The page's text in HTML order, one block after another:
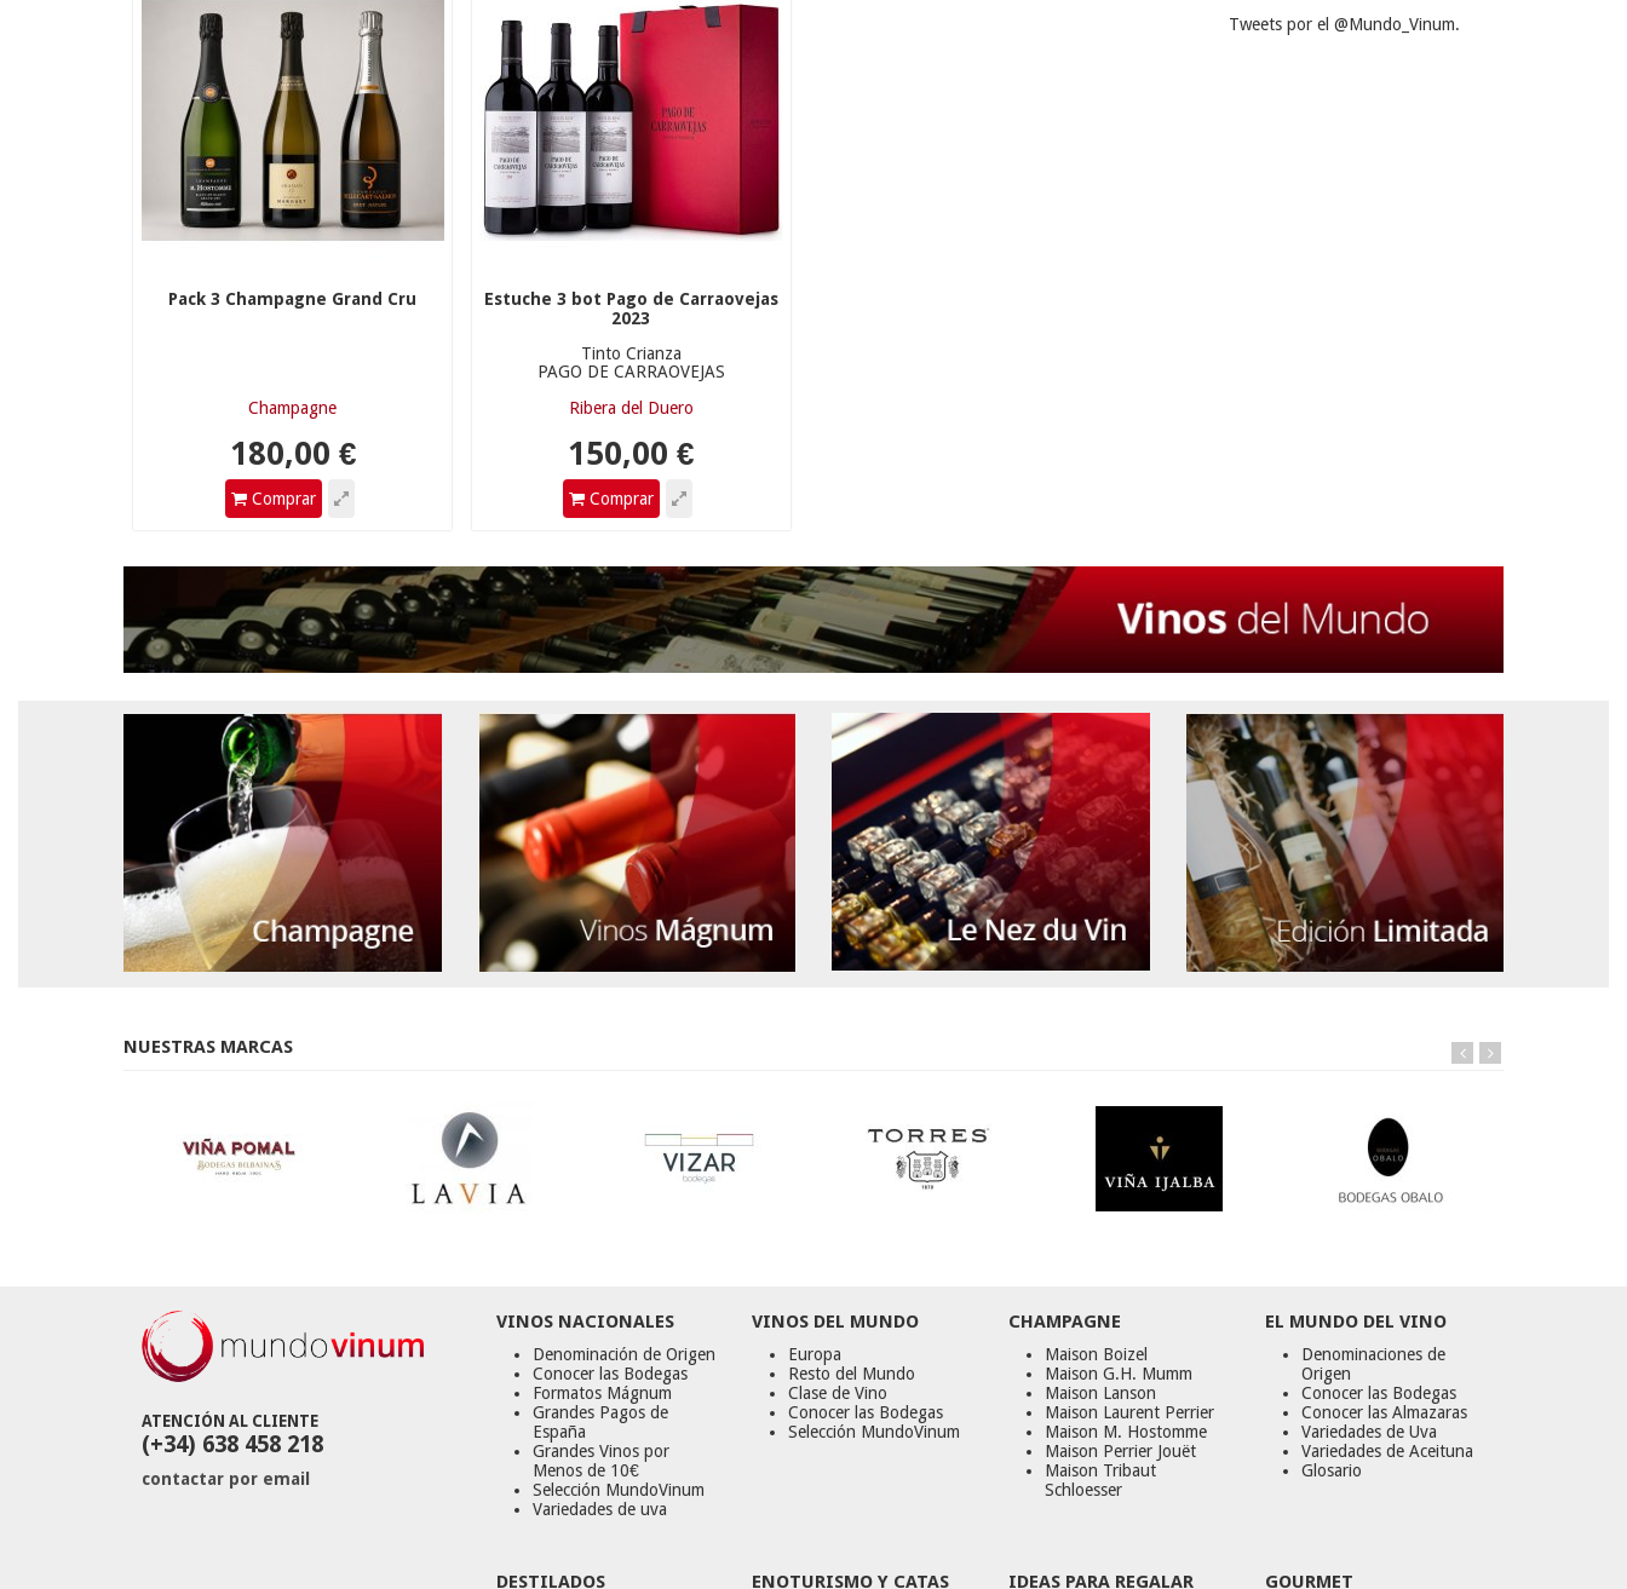
Pack 3 Champagne Grand Cru
Champagne
Comprar
Estuche 3 bot Pago de Carraovejas
2023
Tinto Crianza
PAGO DE CARRAOVEJAS
Ribera del Duero
Comprar
Tweets por el @Mundo_Vinum.
NUESTRAS MARCAS
ATENCIÓN AL CLIENTE
(+34) 638 458 218
contactar por email
VINOS NACIONALES
Denominación de Origen
Conocer las Bodegas
Formatos Mágnum
Grandes Pagos de
España
Grandes Vinos por
Menos de 10€
Selección MundoVinum
Variedades de uva
VINOS DEL MUNDO
Europa
Resto del Mundo
Clase de Vino
Conocer las Bodegas
Selección MundoVinum
CHAMPAGNE
Maison Boizel
Maison G.H. Mumm
Maison Lanson
Maison Laurent Perrier
Maison M. Hostomme
Maison Perrier Jouët
Maison Tribaut
Schloesser
EL MUNDO DEL VINO
Denominaciones de
Origen
Conocer las Bodegas
Conocer las Almazaras
Variedades de Uva
Variedades de Aceituna
Glosario
DESTILADOS ENOTURISMO Y CATAS IDEAS PARA REGALAR GOURMET